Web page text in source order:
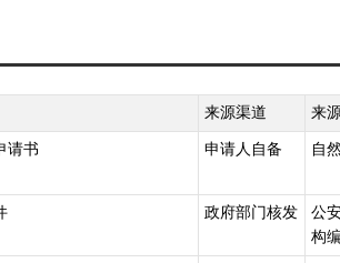
法律规定需要登记的其他不动产权利。
动产登记工作，并接受上级人民政府不动产登记
不动产所在地的县级人民政府不动产登记机
产登记,由所跨县级行政区域的不动产登记机
成的,由共同的上一级人民政府不动产登记主管
林区的森林、林木和林地,国务院批准项目用
来源渠道 来
请书 申请人自备 自
政府部门核发
公
构